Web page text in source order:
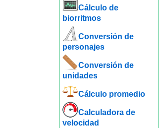
Cálculo de
biorritmos
Conversión de
personajes
Conversión de
unidades
Cálculo promedio
Calculadora de
velocidad